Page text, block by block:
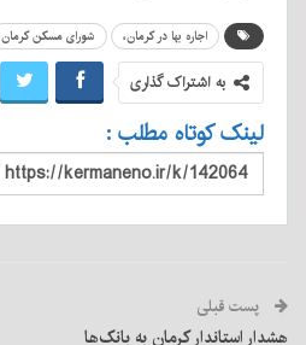
اجاره بها در کرمان، شورای مسکن کرمان
به اشتراک گذاری
لینک کوتاه مطلب :
پست قبلی
هشدار استاندار کرمان به بانک‌ها